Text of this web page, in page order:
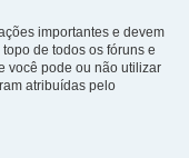
importantes e devem
de todos os fóruns e
você pode ou não utilizar
atribuídas pelo